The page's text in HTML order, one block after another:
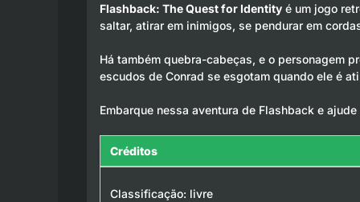
Flashback: The Quest for Identity é um jogo
saltar, atirar em inimigos, se pendurar em
Há também quebra-cabeças, e o personagem
escudos de Conrad se esgotam quando ele é
Embarque nessa aventura de Flashback e
Créditos
Classificação: livre